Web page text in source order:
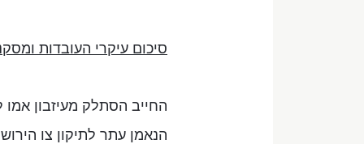
סיכום עיקרי העובדות
החייב הסתלק מעיזבון
הנאמן עתר לתיקון צו